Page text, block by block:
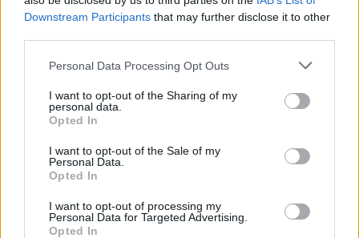
Downstream Participants that may further disclose it to other
Please note that this website/app uses one or more Google
not limited to your visit or usage behaviour. You may click to
grant or deny consent to Google and its third-party tags to
use your data for below specified purposes in below Google
consent section.
Personal Data Processing Opt Outs
I want to opt-out of the Sharing of my
personal data.
Opted In
I want to opt-out of the Sale of my
Personal Data.
Opted In
I want to opt-out of processing my
Personal Data for Targeted Advertising.
Opted In
iszik is, de egyetlen csapatánál nem volt alibifoci,
tartunk, vissza lehet olvasgatni a régebbi lapokat,
ki a kezük közül. Szégyen. Élükön a fent már említett
senkiházi Sinkoviccsal.
tudorka
18 éve
Urbán fasza gyerek,de vannak sötét foltok a